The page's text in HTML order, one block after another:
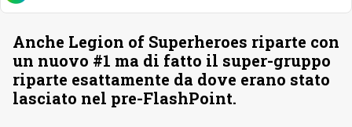
Anche Legion of Superheroes riparte con
un nuovo #1 ma di fatto il super-gruppo
riparte esattamente da dove erano stato
lasciato nel pre-FlashPoint.